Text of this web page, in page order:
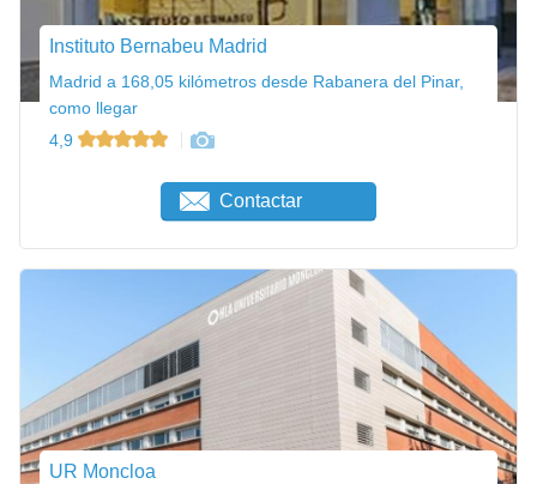
Instituto Bernabeu Madrid
Madrid a 168,05 kilómetros desde Rabanera del Pinar,
como llegar
4,9
Contactar
UR Moncloa